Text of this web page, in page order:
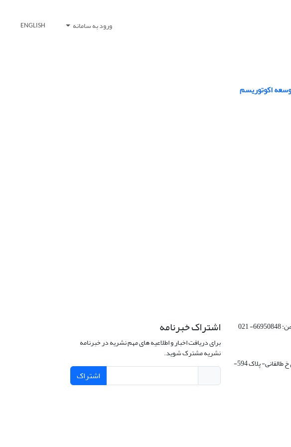
ورود به سامانه ENGLISH
خیابان انقلاب- خیابان قدس- ابتدای خ طالقانی- پلاک 594-
اشتراک خبرنامه
برای دریافت اخبار و اطلاعیه های مهم نشریه در خبرنامه
نشریه مشترک شوید.
اشتراک